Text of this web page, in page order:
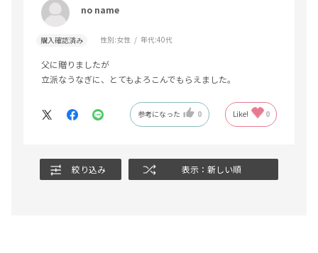
no name
購入確認済み 性別:女性 年代:40代
父に贈りましたが
立派なうなぎに、とてもよろこんでもらえました。
参考になった 0 Like! 0
絞り込み 表示：新しい順